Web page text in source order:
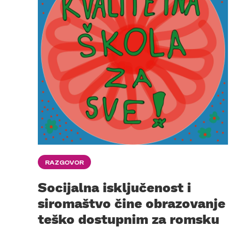
RAZGOVOR
Socijalna isključenost i
siromaštvo čine obrazovanje
teško dostupnim za romsku